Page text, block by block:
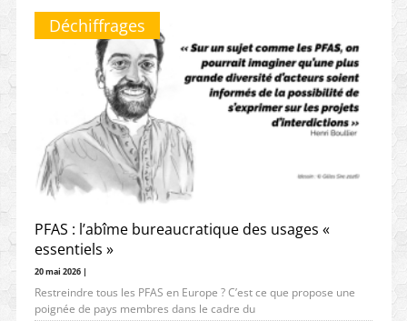
Déchiffrages
PFAS : l’abîme bureaucratique des usages «
essentiels »
20 mai 2026 |
Restreindre tous les PFAS en Europe ? C’est ce que propose une
poignée de pays membres dans le cadre du